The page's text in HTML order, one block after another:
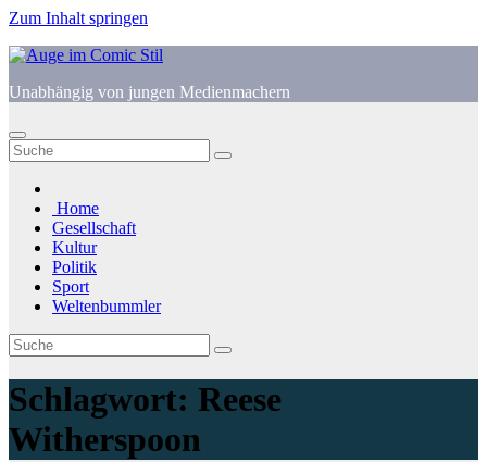
Zum Inhalt springen
Unabhängig von jungen Medienmachern
Home
Gesellschaft
Kultur
Politik
Sport
Weltenbummler
Schlagwort: Reese
Witherspoon